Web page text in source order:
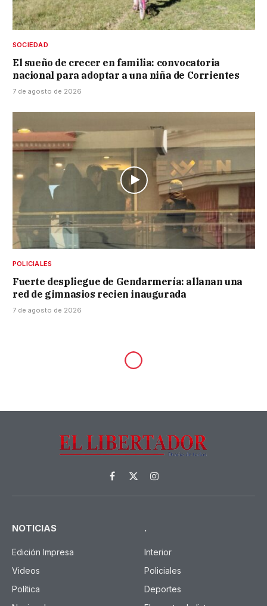
SOCIEDAD
El sueño de crecer en familia: convocatoria
nacional para adoptar a una niña de Corrientes
7 de agosto de 2026
POLICIALES
Fuerte despliegue de Gendarmería: allanan una
red de gimnasios recien inaugurada
7 de agosto de 2026
Facebook
X
(Twitter)
Instagram
NOTICIAS
Edición Impresa
Videos
Política
.
Interior
Policiales
Deportes